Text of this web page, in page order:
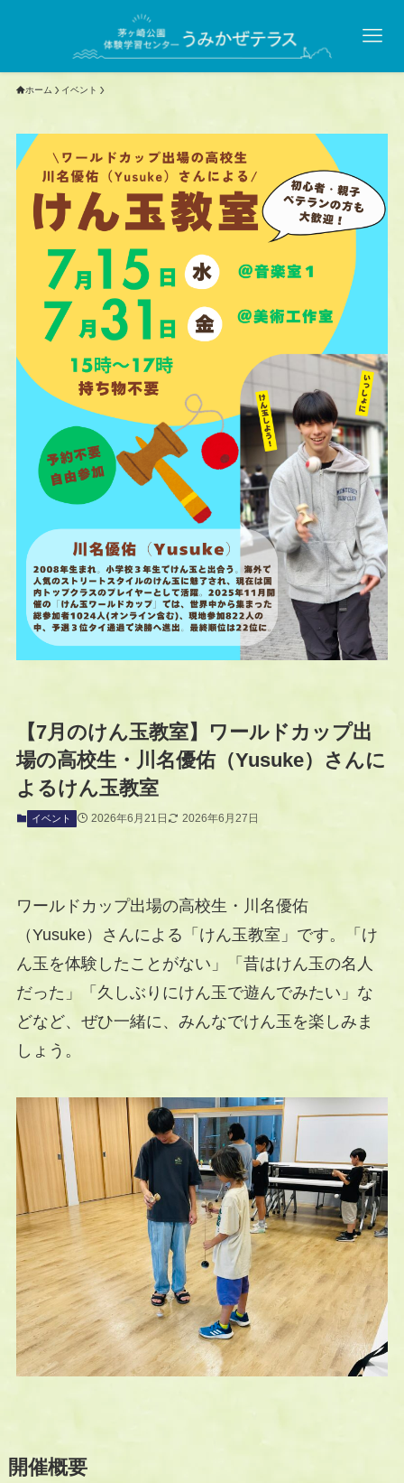
ホーム イベント
【7月のけん玉教室】ワールドカップ出
場の高校生・川名優佑（Yusuke）さんに
よるけん玉教室
イベント 2026年6月21日 2026年6月27日
ワールドカップ出場の高校生・川名優佑
（Yusuke）さんによる「けん玉教室」です。「け
ん玉を体験したことがない」「昔はけん玉の名人
だった」「久しぶりにけん玉で遊んでみたい」な
どなど、ぜひ一緒に、みんなでけん玉を楽しみま
しょう。
開催概要